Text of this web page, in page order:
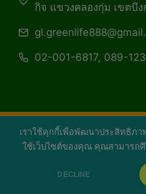
เราใช้คุกกี้เพื่อพัฒนาประสิทธิภ
ใช้เว็บไซต์ของคุณ คุณสามารถศึ
DECLINE
กิจ แขวงคลองกุ่ม เขตบึ
02-001-6817, 089-
Copyright 2026 —
ไลฟ์พลัส หนั